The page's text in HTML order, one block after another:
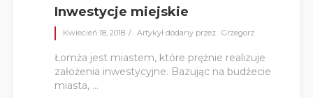
Inwestycje miejskie
Kwiecień 18, 2018 Artykył dodany przez : Grzegorz
Łomża jest miastem, które prężnie realizuje
założenia inwestycyjne. Bazując na budżecie
miasta, ...